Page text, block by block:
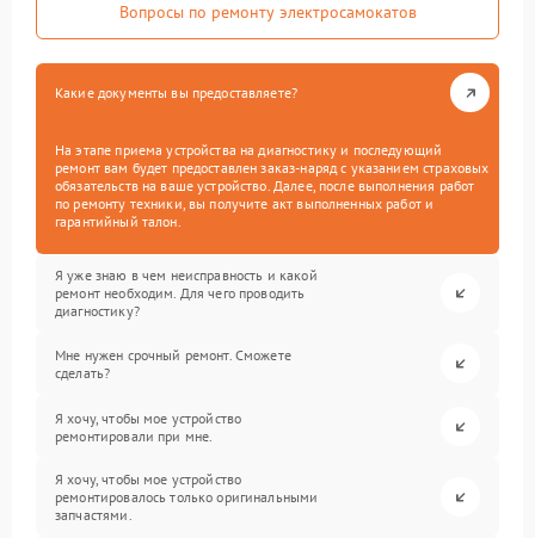
Вопросы по ремонту электросамокатов
Какие документы вы предоставляете?
На этапе приема устройства на диагностику и последующий
ремонт вам будет предоставлен заказ-наряд с указанием страховых
обязательств на ваше устройство. Далее, после выполнения работ
по ремонту техники, вы получите акт выполненных работ и
гарантийный талон.
Я уже знаю в чем неисправность и какой
ремонт необходим. Для чего проводить
диагностику?
Мне нужен срочный ремонт. Сможете
сделать?
Я хочу, чтобы мое устройство
ремонтировали при мне.
Я хочу, чтобы мое устройство
ремонтировалось только оригинальными
запчастями.